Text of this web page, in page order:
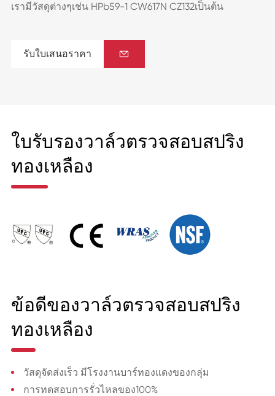
เรามีวัสดุต่างๆเช่น HPb59-1 CW617N CZ132เป็นต้น
รับใบเสนอราคา 
ใบรับรองวาล์วตรวจสอบสปริง
ทองเหลือง
ข้อดีของวาล์วตรวจสอบสปริง
ทองเหลือง
วัสดุจัดส่งเร็ว มีโรงงานบาร์ทองแดงของกลุ่ม
การทดสอบการรั่วไหลของ100%